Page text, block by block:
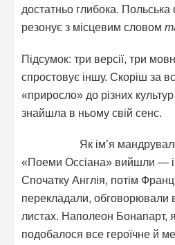
достатньо глибока.
резонує з місцевим словом
Підсумок: три версії, три
спростовує іншу. Скоріш за
«приросло» до різних
знайшла в ньому свій сенс.
Як ім’я
«Поеми Оссіана» вийшли — і
Спочатку Англія, потім
перекладали, обговорювали
листах. Наполеон Бонапарт,
подобалося все героїчне й